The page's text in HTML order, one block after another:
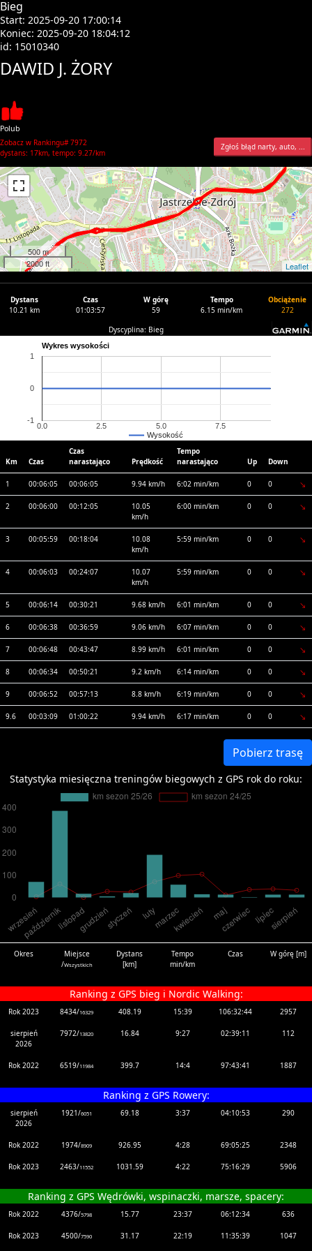
Bieg
Start: 2025-09-20 17:00:14
Koniec: 2025-09-20 18:04:12
id: 15010340
DAWID J. ŻORY
Polub
Zobacz w Rankingu# 7972
dystans: 17km, tempo: 9.27/km
Zgłoś błąd narty, auto, ...
500 m
2000 ft
Leaflet
Dystans
10.21 km
Czas
01:03:57
W górę
59
Tempo
6.15 min/km
Obciążenie
272
Dyscyplina: Bieg
Wykres wysokości
Wysokość
0.0 2.5 5.0 7.5
-1
0
1
Km Czas
Czas
narastająco
Prędkość
Tempo
narastająco
Up Down
1 00:06:05 00:06:05 9.94 km/h 6:02 min/km 0 0
2 00:06:00 00:12:05
10.05
km/h
6:00 min/km 0 0
3 00:05:59 00:18:04
10.08
km/h
5:59 min/km 0 0
4 00:06:03 00:24:07
10.07
km/h
5:59 min/km 0 0
5 00:06:14 00:30:21 9.68 km/h 6:01 min/km 0 0
6 00:06:38 00:36:59 9.06 km/h 6:07 min/km 0 0
7 00:06:48 00:43:47 8.99 km/h 6:01 min/km 0 0
8 00:06:34 00:50:21 9.2 km/h 6:14 min/km 0 0
9 00:06:52 00:57:13 8.8 km/h 6:19 min/km 0 0
9.6 00:03:09 01:00:22 9.94 km/h 6:17 min/km 0 0
Pobierz trasę
Statystyka miesięczna treningów biegowych z GPS rok do roku:
Okres
Miejsce
/Wszystkich
Dystans
[km]
Tempo
min/km
Czas W górę [m]
Ranking z GPS bieg i Nordic Walking:
Rok 2023 8434/16329 408.19 15:39 106:32:44 2957
sierpień
2026
7972/13820 16.84 9:27 02:39:11 112
Rok 2022 6519/11984 399.7 14:4 97:43:41 1887
Ranking z GPS Rowery:
sierpień
2026
1921/6051 69.18 3:37 04:10:53 290
Rok 2022 1974/8909 926.95 4:28 69:05:25 2348
Rok 2023 2463/11552 1031.59 4:22 75:16:29 5906
Ranking z GPS Wędrówki, wspinaczki, marsze, spacery:
Rok 2022 4376/5798 15.77 23:37 06:12:34 636
Rok 2023 4500/7590 31.17 22:19 11:35:39 1047